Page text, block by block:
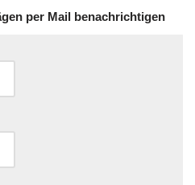
per Mail benachrichtigen